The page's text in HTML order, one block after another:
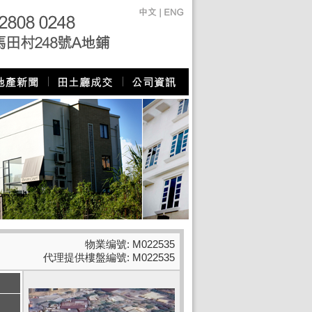
物業编號: M022535
代理提供樓盤編號: M022535